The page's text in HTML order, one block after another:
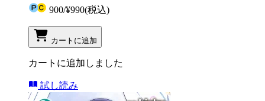
900/¥990(税込)
カートに追加
カートに追加しました
試し読み